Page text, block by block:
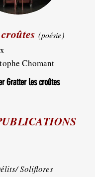
(poésie)
Chomant
Gratter les croûtes
Soliflores